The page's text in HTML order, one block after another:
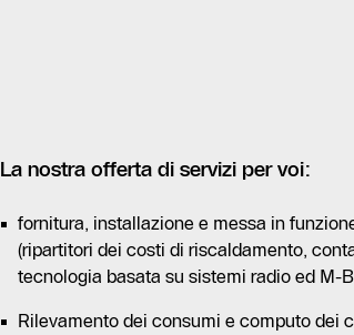
La nostra offerta di servizi per voi:
fornitura, installazione e messa in
(ripartitori dei costi di riscaldamento,
tecnologia basata su sistemi radio ed M-
Rilevamento dei consumi e computo dei